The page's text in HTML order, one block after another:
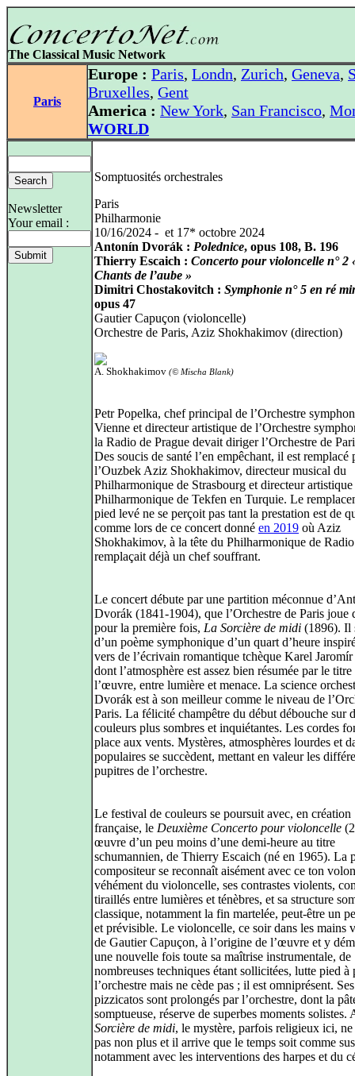
The Classical Music Network
Paris
Europe : Paris, Londn, Zurich, Geneva,
Bruxelles, Gent
America : New York, San Francisco,
WORLD
Newsletter
Your email :
Somptuosités orchestrales
Paris
Philharmonie
10/16/2024 - et 17* octobre 2024
Antonín Dvorák : Polednice, opus 108, B. 196
Thierry Escaich : Concerto pour violoncelle n° 2
Chants de l’aube »
Dimitri Chostakovitch : Symphonie n° 5 en ré
opus 47
Gautier Capuçon (violoncelle)
Orchestre de Paris, Aziz Shokhakimov (direction)
A. Shokhakimov (© Mischa Blank)
Petr Popelka, chef principal de l’Orchestre
Vienne et directeur artistique de l’Orchestre
la Radio de Prague devait diriger l’Orchestre de
Des soucis de santé l’en empêchant, il est remplacé
l’Ouzbek Aziz Shokhakimov, directeur musical du
Philharmonique de Strasbourg et directeur
Philharmonique de Tekfen en Turquie. Le
pied levé ne se perçoit pas tant la prestation est de
comme lors de ce concert donné en 2019 où Aziz
Shokhakimov, à la tête du Philharmonique de
remplaçait déjà un chef souffrant.
Le concert débute par une partition méconnue
Dvorák (1841‑1904), que l’Orchestre de Paris joue
pour la première fois, La Sorcière de midi (1896). Il
d’un poème symphonique d’un quart d’heure
vers de l’écrivain romantique tchèque Karel
dont l’atmosphère est assez bien résumée par le titre
l’œuvre, entre lumière et menace. La science
Dvorák est à son meilleur comme le niveau de
Paris. La félicité champêtre du début débouche sur
couleurs plus sombres et inquiétantes. Les cordes
place aux vents. Mystères, atmosphères lourdes et
populaires se succèdent, mettant en valeur les
pupitres de l’orchestre.
Le festival de couleurs se poursuit avec, en création
française, le Deuxième Concerto pour violoncelle
œuvre d’un peu moins d’une demi‑heure au titre
schumannien, de Thierry Escaich (né en 1965). La
compositeur se reconnaît aisément avec ce ton
véhément du violoncelle, ses contrastes violents,
tiraillés entre lumières et ténèbres, et sa structure
classique, notamment la fin martelée, peut‑être un
et prévisible. Le violoncelle, ce soir dans les mains
de Gautier Capuçon, à l’origine de l’œuvre et y
une nouvelle fois toute sa maîtrise instrumentale, de
nombreuses techniques étant sollicitées, lutte pied à
l’orchestre mais ne cède pas ; il est omniprésent. Ses
pizzicatos sont prolongés par l’orchestre, dont la
somptueuse, réserve de superbes moments solistes.
Sorcière de midi, le mystère, parfois religieux ici, ne
pas non plus et il arrive que le temps soit comme
notamment avec les interventions des harpes et du